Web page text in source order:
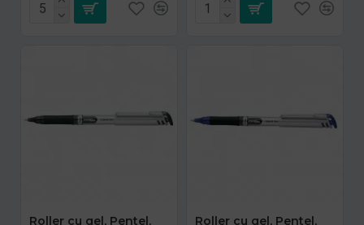
Roller cu gel, Pentel, Roller cu gel, Pentel,